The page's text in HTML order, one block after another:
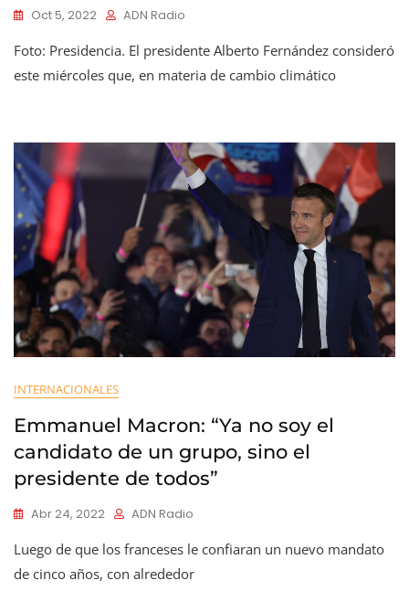
Oct 5, 2022 ADN Radio
Foto: Presidencia. El presidente Alberto Fernández consideró
este miércoles que, en materia de cambio climático
INTERNACIONALES
Emmanuel Macron: “Ya no soy el
candidato de un grupo, sino el
presidente de todos”
Abr 24, 2022 ADN Radio
Luego de que los franceses le confiaran un nuevo mandato
de cinco años, con alrededor